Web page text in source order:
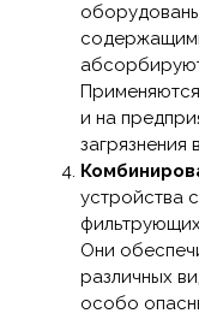
и на
загрязнения
устройства
Они
различных
особо